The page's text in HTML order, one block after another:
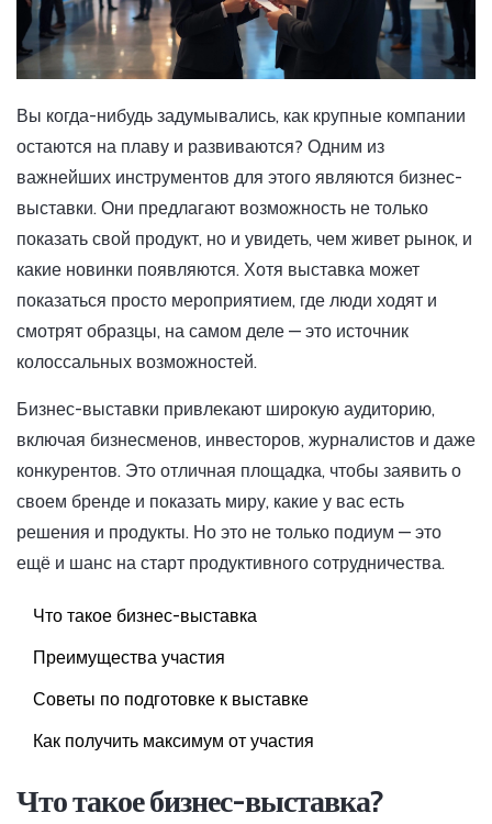
Вы когда-нибудь задумывались, как крупные компании
остаются на плаву и развиваются? Одним из
важнейших инструментов для этого являются бизнес-
выставки. Они предлагают возможность не только
показать свой продукт, но и увидеть, чем живет рынок, и
какие новинки появляются. Хотя выставка может
показаться просто мероприятием, где люди ходят и
смотрят образцы, на самом деле — это источник
колоссальных возможностей.
Бизнес-выставки привлекают широкую аудиторию,
включая бизнесменов, инвесторов, журналистов и даже
конкурентов. Это отличная площадка, чтобы заявить о
своем бренде и показать миру, какие у вас есть
решения и продукты. Но это не только подиум — это
ещё и шанс на старт продуктивного сотрудничества.
Что такое бизнес-выставка
Преимущества участия
Советы по подготовке к выставке
Как получить максимум от участия
Что такое бизнес-выставка?